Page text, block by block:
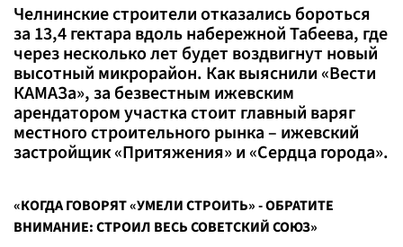
Челнинские строители отказались бороться
за 13,4 гектара вдоль набережной Табеева, где
через несколько лет будет воздвигнут новый
высотный микрорайон. Как выяснили «Вести
КАМАЗа», за безвестным ижевским
арендатором участка стоит главный варяг
местного строительного рынка – ижевский
застройщик «Притяжения» и «Сердца города».
«КОГДА ГОВОРЯТ «УМЕЛИ СТРОИТЬ» - ОБРАТИТЕ
ВНИМАНИЕ: СТРОИЛ ВЕСЬ СОВЕТСКИЙ СОЮЗ»